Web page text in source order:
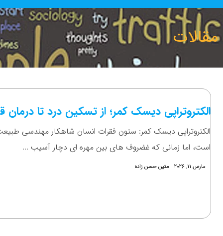
مقالات
الکتروتراپی دیسک کمر: ستون فقرات انسان شاهکار مهندسی
است، اما زمانی که غضروف های بین مهره ای دچار آسیب ...
مارس ۱۱, ۲۰۲۶ متین حسن زاده